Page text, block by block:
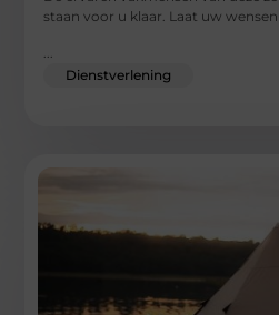
staan voor u klaar. Laat uw
Dienstverlening